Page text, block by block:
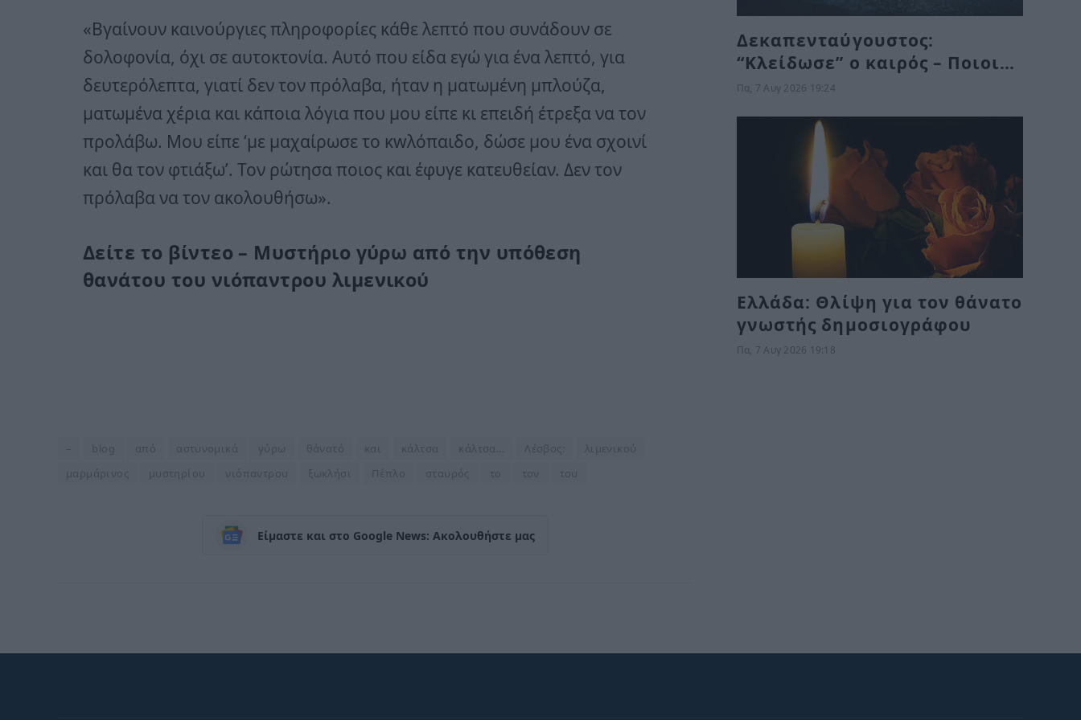
«Βγαίνουν καινούργιες πληροφορίες κάθε λεπτό που συνάδουν σε
δολοφονία, όχι σε αυτοκτονία. Αυτό που είδα εγώ για ένα λεπτό, για
δευτερόλεπτα, γιατί δεν τον πρόλαβα, ήταν η ματωμένη μπλούζα,
ματωμένα χέρια και κάποια λόγια που μου είπε κι επειδή έτρεξα να τον
προλάβω. Μου είπε ‘με μαχαίρωσε το κwλόπαιδο, δώσε μου ένα σχοινί
και θα τον φτιάξω’. Τον ρώτησα ποιος και έφυγε κατευθείαν. Δεν τον
πρόλαβα να τον ακολουθήσω».
Δείτε το βίντεο – Μυστήριο γύρω από την υπόθεση
θανάτου του νιόπαντρου λιμενικού
blog από αστυνομικά γύρω θάνατό κάλτσα κάλτσα… Λέσβος:
λιμενικού
μαρμάρινος
μυστηρίου νιόπαντρου ξωκλήσι Πέπλο σταυρός το τον του
Είμαστε και στο Google News: Ακολουθήστε μας
Δεκαπενταύγουστος:
“Κλείδωσε” ο καιρός – Ποιοι
θα κάνουν διακοπές με βροχή
Πα, 7 Αυγ 2026 19:24
Ελλάδα: Θλίψη για τον θάνατο
γνωστής δημοσιογράφου
Πα, 7 Αυγ 2026 19:18